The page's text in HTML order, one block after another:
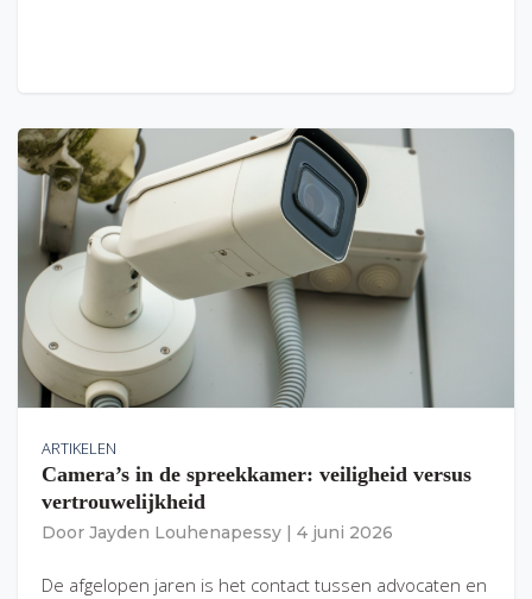
ARTIKELEN
Camera’s in de spreekkamer: veiligheid versus
vertrouwelijkheid
Door Jayden Louhenapessy 4 juni 2026
De afgelopen jaren is het contact tussen advocaten en